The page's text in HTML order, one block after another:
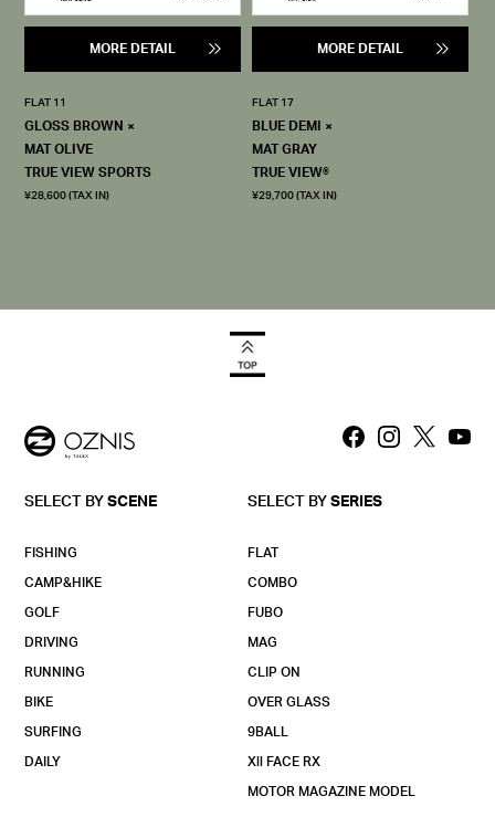
MORE DETAIL
FLAT 11
GLOSS BROWN ×
MAT OLIVE
TRUE VIEW SPORTS
¥28,600 (TAX IN)
MORE DETAIL
FLAT 17
BLUE DEMI ×
MAT GRAY
TRUE VIEW®
¥29,700 (TAX IN)
SELECT BYSCENE
FISHING
CAMP&HIKE
GOLF
DRIVING
RUNNING
BIKE
SURFING
DAILY
SELECT BY SERIES
FLAT
COMBO
FUBO
MAG
CLIP ON
OVER GLASS
9BALL
Xll FACE RX
MOTOR MAGAZINE MODEL